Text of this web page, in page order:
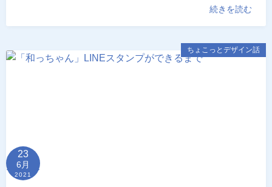
続きを読む
ちょこっとデザイン話
23
6月
2021